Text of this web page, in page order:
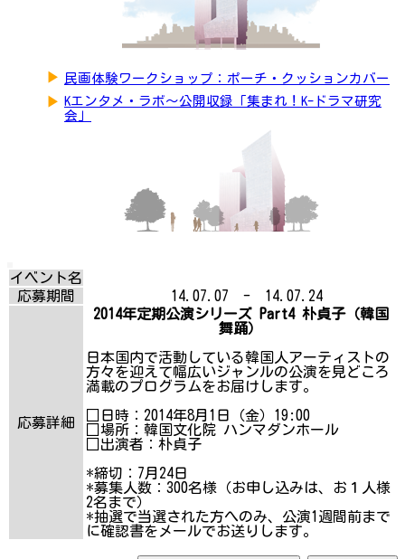
▶ 民画体験ワークショップ：ポーチ・クッションカバー
▶ Kエンタメ・ラボ～公開収録「集まれ！K-ドラマ研究
会」
イベント名
応募期間
14.07.07 - 14.07.24
応募詳細
2014年定期公演シリーズ Part4 朴貞子（韓国
舞踊）
日本国内で活動している韓国人アーティストの
方々を迎えて幅広いジャンルの公演を見どころ
満載のプログラムをお届けします。
□日時：2014年8月1日（金）19:00
□場所：韓国文化院 ハンマダンホール
□出演者：朴貞子
*締切：7月24日
*募集人数：300名様（お申し込みは、お１人様
2名まで）
*抽選で当選された方へのみ、公演1週間前まで
に確認書をメールでお送りします。